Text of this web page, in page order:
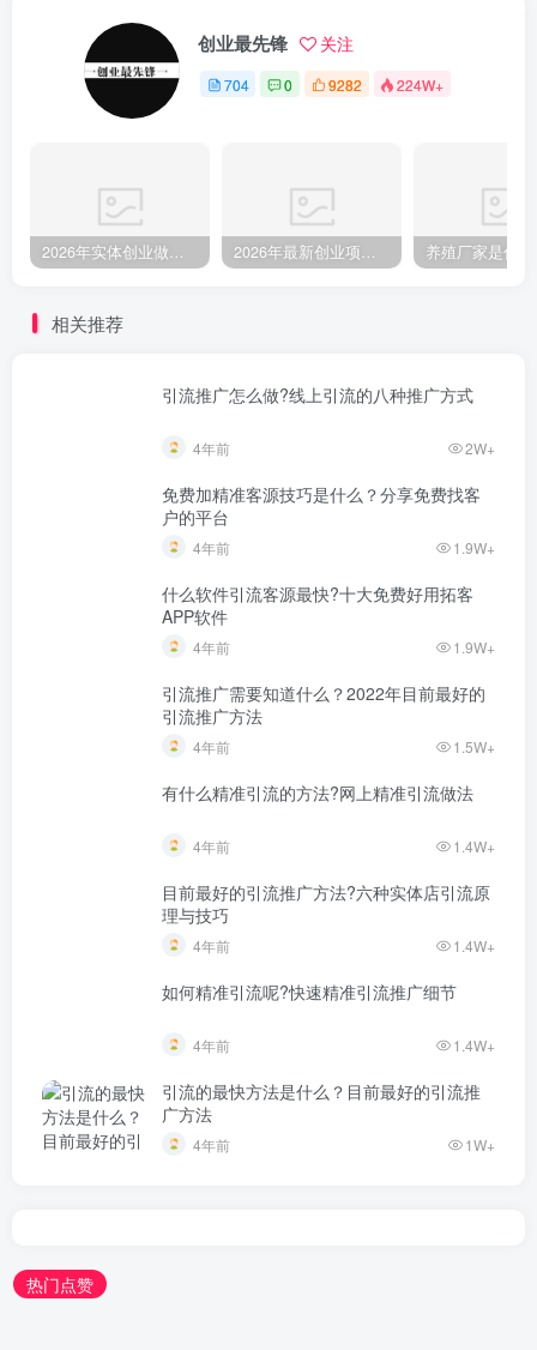
创业最先锋 关注
704 0 9282 224W+
2026年实体创业做什么比较稳？这5个线下生意客流很踏实 2026年最新创业项目参考：9大领域106个项目及补贴参考全攻略
相关推荐
引流推广怎么做?线上引流的八种推广方式
4年前 2W+
免费加精准客源技巧是什么？分享免费找客
户的平台
4年前 1.9W+
什么软件引流客源最快?十大免费好用拓客
APP软件
4年前 1.9W+
引流推广需要知道什么？2022年目前最好的
引流推广方法
4年前 1.5W+
有什么精准引流的方法?网上精准引流做法
4年前 1.4W+
目前最好的引流推广方法?六种实体店引流原
理与技巧
4年前 1.4W+
如何精准引流呢?快速精准引流推广细节
4年前 1.4W+
引流的最快方法是什么？目前最好的引流推
广方法
4年前 1W+
热门点赞